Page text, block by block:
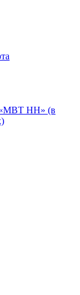
«МВТ НН» (в